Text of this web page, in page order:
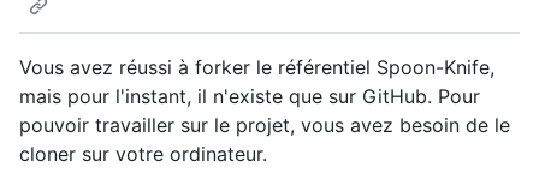
Vous avez réussi à forker le référentiel Spoon-Knife,
mais pour l'instant, il n'existe que sur GitHub. Pour
pouvoir travailler sur le projet, vous avez besoin de le
cloner sur votre ordinateur.